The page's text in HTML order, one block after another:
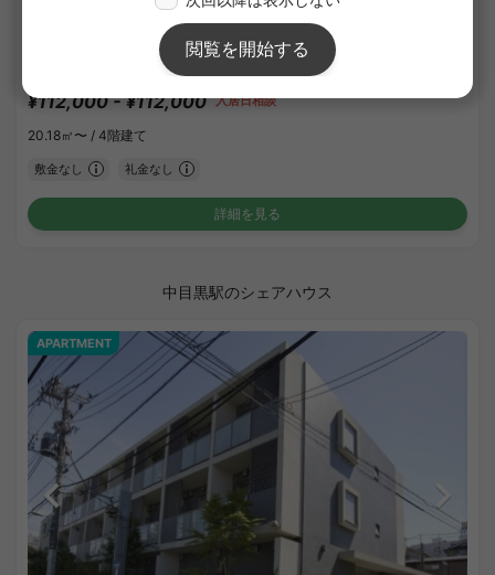
グランパセオ祐天寺ウエスト
¥112,000 - ¥112,000 入居日相談
20.18㎡〜 / 4階建て
敷金なし 礼金なし
詳細を見る
中目黒駅のシェアハウス
APARTMENT